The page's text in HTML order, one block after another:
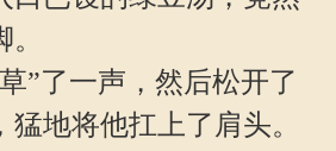
”了一声，然后松开了
地将他扛上了肩头。